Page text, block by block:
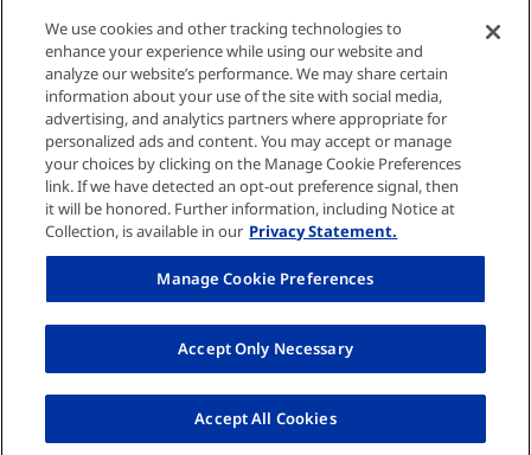
Events
Quick links
© Fresenius Medical Care AG 2026
Datenschutzrichtlinie
Cookie-Einstellungen
We use cookies and other tracking technologies to
enhance your experience while using our website and
analyze our website’s performance. We may share certain
information about your use of the site with social media,
advertising, and analytics partners where appropriate for
personalized ads and content. You may accept or manage
your choices by clicking on the Manage Cookie Preferences
link. If we have detected an opt-out preference signal, then
it will be honored. Further information, including Notice at
Collection, is available in our Privacy Statement.
Manage Cookie Preferences
Accept Only Necessary
Accept All Cookies